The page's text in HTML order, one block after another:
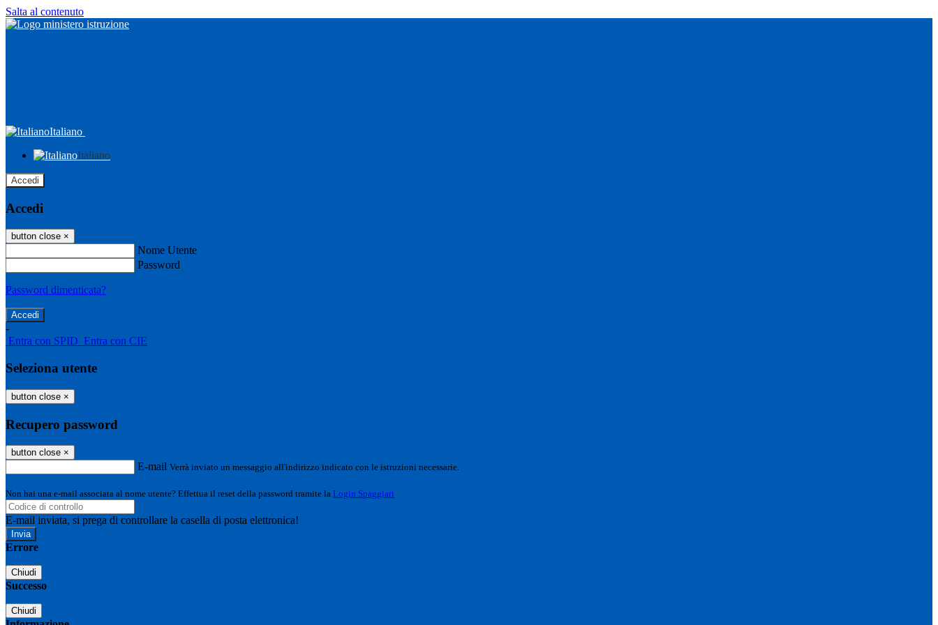
Salta al contenuto
Italiano
Italiano
Accedi
Accedi
button close ×
Nome Utente
Password
Password dimenticata?
-
Entra con SPID Entra con CIE
Seleziona utente
button close ×
Recupero password
button close ×
E-mail Verrà inviato un messaggio all'indirizzo indicato con le istruzioni necessarie.
Non hai una e-mail associata al nome utente? Effettua il reset della password tramite la Login Spaggiari
E-mail inviata, si prega di controllare la casella di posta elettronica!
Errore
Chiudi
Successo
Chiudi